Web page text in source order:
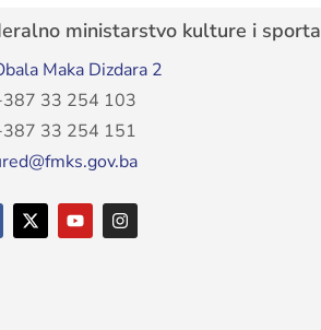
ministarstvo kulture i sporta
Maka Dizdara 2
33 254 103
33 254 151